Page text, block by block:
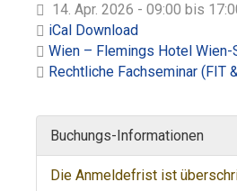
14. Apr. 2026 - 09:00 bis
iCal Download
Wien – Flemings Hotel
Rechtliche Fachseminar (FIT
Buchungs-Informationen
Die Anmeldefrist ist